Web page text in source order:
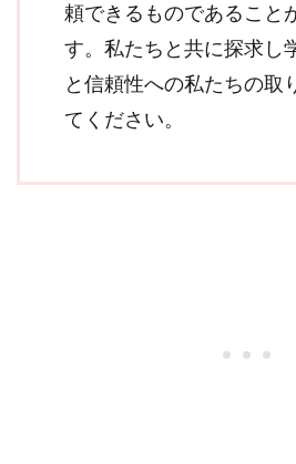
頼できるものであること
す。私たちと共に探求し
と信頼性への私たちの取
てください。